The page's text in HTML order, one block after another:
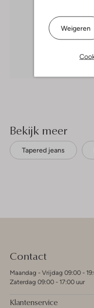
Weigeren
Bekijk meer
Tapered jeans
Contact
Maandag - Vrijdag 09:00 -
Zaterdag 09:00 - 17:00 uur
Klantenservice